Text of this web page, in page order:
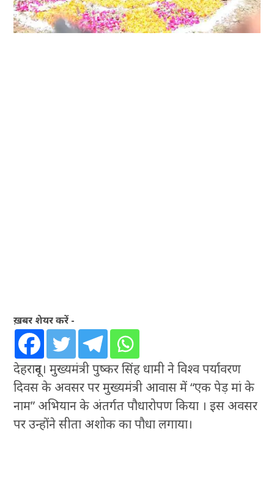
ख़बर शेयर करें -
देहरादून। मुख्यमंत्री पुष्कर सिंह धामी ने विश्व पर्यावरण
दिवस के अवसर पर मुख्यमंत्री आवास में “एक पेड़ मां के
नाम” अभियान के अंतर्गत पौधारोपण किया । इस अवसर
पर उन्होंने सीता अशोक का पौधा लगाया।